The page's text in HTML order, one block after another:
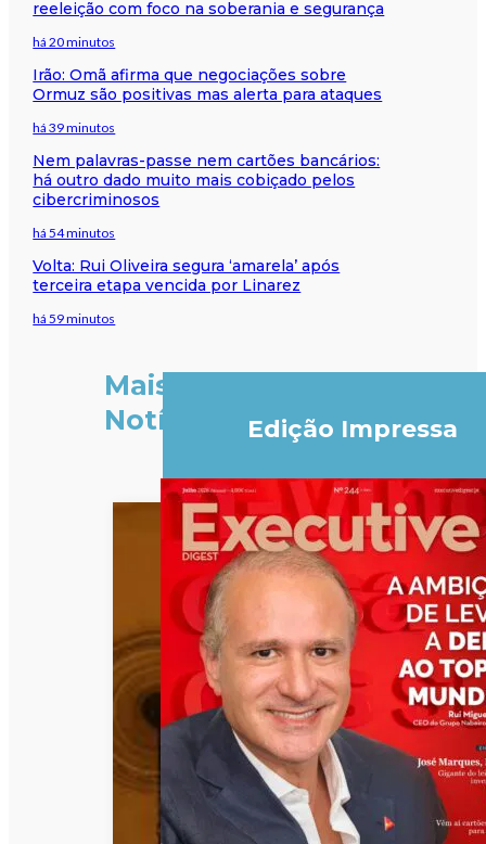
reeleição com foco na soberania e segurança
há 20 minutos
Irão: Omã afirma que negociações sobre
Ormuz são positivas mas alerta para ataques
há 39 minutos
Nem palavras-passe nem cartões bancários:
há outro dado muito mais cobiçado pelos
cibercriminosos
há 54 minutos
Volta: Rui Oliveira segura ‘amarela’ após
terceira etapa vencida por Linarez
há 59 minutos
Mais
Notícias
Edição Impressa